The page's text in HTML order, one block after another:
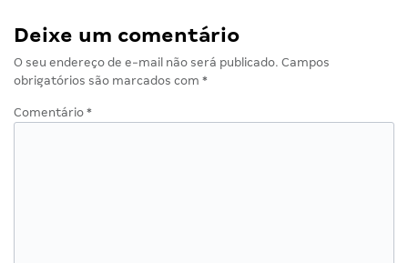
Deixe um comentário
O seu endereço de e-mail não será publicado. Campos
obrigatórios são marcados com *
Comentário *